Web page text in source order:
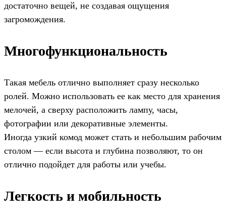
достаточно вещей, не создавая ощущения
загромождения.
Многофункциональность
Такая мебель отлично выполняет сразу несколько
ролей. Можно использовать ее как место для хранения
мелочей, а сверху расположить лампу, часы,
фотографии или декоративные элементы.
Иногда узкий комод может стать и небольшим рабочим
столом — если высота и глубина позволяют, то он
отлично подойдет для работы или учебы.
Легкость и мобильность